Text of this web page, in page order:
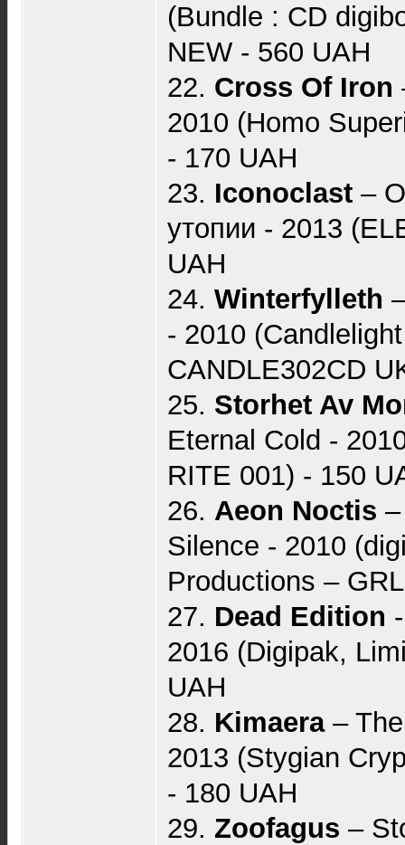
(Bundle : CD
NEW - 560 UAH
22. Cross Of Iron
2010 (Homo
- 170 UAH
23. Iconoclast –
утопии - 2013
UAH
24. Winterfylleth
- 2010
CANDLE302CD
25. Storhet Av
Eternal Cold -
RITE 001) - 150
26. Aeon Noctis
Silence - 2010
Productions –
27. Dead Edition
2016 (Digipak,
UAH
28. Kimaera– The
2013 (Stygian
- 180 UAH
29. Zoofagus –